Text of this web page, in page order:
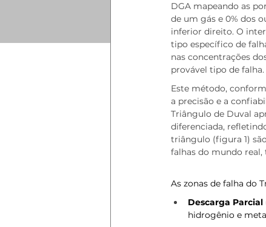
DGA mapeando as
de um gás e 0% dos
inferior direito. O
tipo específico de
nas concentrações
provável tipo de falha.
Este método,
a precisão e a
Triângulo de Duval
diferenciada,
triângulo (figura 1)
falhas do mundo
As zonas de falha do
Descarga Parcial
hidrogênio e